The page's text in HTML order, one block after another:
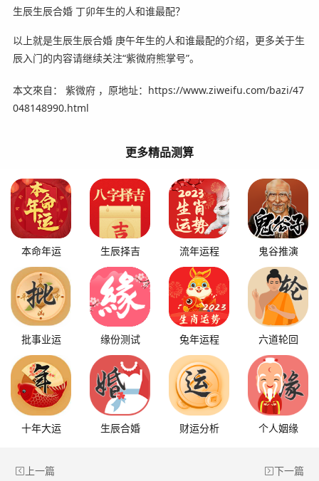
生辰生辰合婚 丁卯年生的人和谁最配？
以上就是生辰生辰合婚 庚午年生的人和谁最配的介绍，更多关于生
辰入门的内容请继续关注“紫微府熊掌号”。
本文來自： 紫微府 ，原地址：https://www.ziweifu.com/bazi/47
048148990.html
更多精品测算
本命年运 生辰择吉 流年运程 鬼谷推演
批事业运 缘份测试 兔年运程 六道轮回
十年大运 生辰合婚 财运分析 个人姻缘
上一篇 下一篇